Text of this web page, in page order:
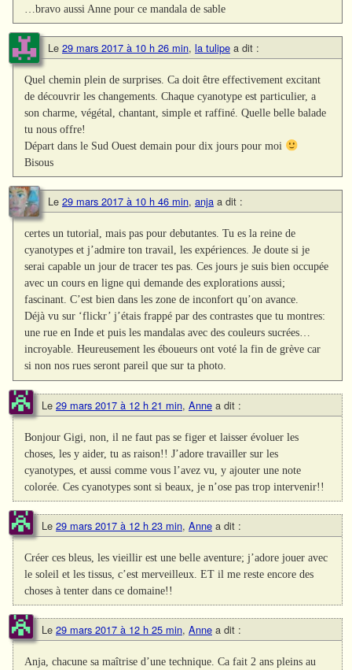
…bravo aussi Anne pour ce mandala de sable
Le 29 mars 2017 à 10 h 26 min, la tulipe a dit :
Quel chemin plein de surprises. Ca doit être effectivement excitant
de découvrir les changements. Chaque cyanotype est particulier, a
son charme, végétal, chantant, simple et raffiné. Quelle belle balade
tu nous offre!
Départ dans le Sud Ouest demain pour dix jours pour moi
Bisous
Le 29 mars 2017 à 10 h 46 min, anja a dit :
certes un tutorial, mais pas pour debutantes. Tu es la reine de
cyanotypes et j’admire ton travail, les expériences. Je doute si je
serai capable un jour de tracer tes pas. Ces jours je suis bien occupée
avec un cours en ligne qui demande des explorations aussi;
fascinant. C’est bien dans les zone de inconfort qu’on avance.
Déjà vu sur ‘flickr’ j’étais frappé par des contrastes que tu montres:
une rue en Inde et puis les mandalas avec des couleurs sucrées…
incroyable. Heureusement les éboueurs ont voté la fin de grève car
si non nos rues seront pareil que sur ta photo.
Le 29 mars 2017 à 12 h 21 min, Anne a dit :
Bonjour Gigi, non, il ne faut pas se figer et laisser évoluer les
choses, les y aider, tu as raison!! J’adore travailler sur les
cyanotypes, et aussi comme vous l’avez vu, y ajouter une note
colorée. Ces cyanotypes sont si beaux, je n’ose pas trop intervenir!!
Le 29 mars 2017 à 12 h 23 min, Anne a dit :
Créer ces bleus, les vieillir est une belle aventure; j’adore jouer avec
le soleil et les tissus, c’est merveilleux. ET il me reste encore des
choses à tenter dans ce domaine!!
Le 29 mars 2017 à 12 h 25 min, Anne a dit :
Anja, chacune sa maîtrise d’une technique. Ca fait 2 ans pleins au